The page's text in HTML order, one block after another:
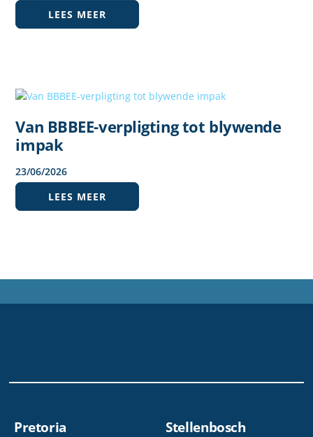
LEES MEER
Van BBBEE-verpligting tot blywende
impak
23/06/2026
LEES MEER
Pretoria Stellenbosch